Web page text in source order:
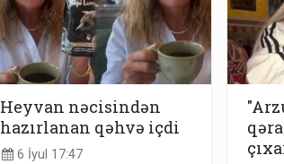
Heyvan nəcisindən
hazırlanan qəhvə içdi
6 İyul 17:47